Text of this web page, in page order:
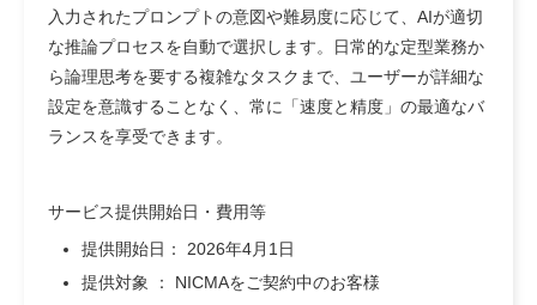
入力されたプロンプトの意図や難易度に応じて、AIが適切
な推論プロセスを自動で選択します。日常的な定型業務か
ら論理思考を要する複雑なタスクまで、ユーザーが詳細な
設定を意識することなく、常に「速度と精度」の最適なバ
ランスを享受できます。
サービス提供開始日・費用等
提供開始日： 2026年4月1日
提供対象 ： NICMAをご契約中のお客様